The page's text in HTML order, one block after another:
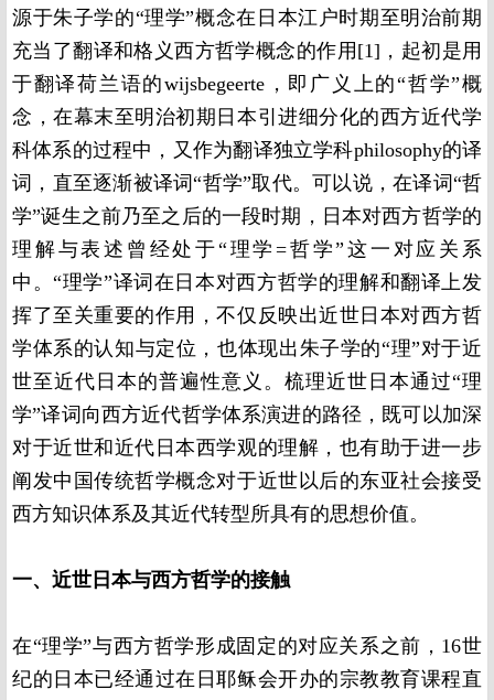
源于朱子学的“理学”概念在日本江户时期至明治前期
充当了翻译和格义西方哲学概念的作用[1]，起初是用
于翻译荷兰语的wijsbegeerte，即广义上的“哲学”概
念，在幕末至明治初期日本引进细分化的西方近代学
科体系的过程中，又作为翻译独立学科philosophy的译
词，直至逐渐被译词“哲学”取代。可以说，在译词“哲
学”诞生之前乃至之后的一段时期，日本对西方哲学的
理解与表述曾经处于“理学=哲学”这一对应关系
中。“理学”译词在日本对西方哲学的理解和翻译上发
挥了至关重要的作用，不仅反映出近世日本对西方哲
学体系的认知与定位，也体现出朱子学的“理”对于近
世至近代日本的普遍性意义。梳理近世日本通过“理
学”译词向西方近代哲学体系演进的路径，既可以加深
对于近世和近代日本西学观的理解，也有助于进一步
阐发中国传统哲学概念对于近世以后的东亚社会接受
西方知识体系及其近代转型所具有的思想价值。
一、近世日本与西方哲学的接触
在“理学”与西方哲学形成固定的对应关系之前，16世
纪的日本已经通过在日耶稣会开办的宗教教育课程直